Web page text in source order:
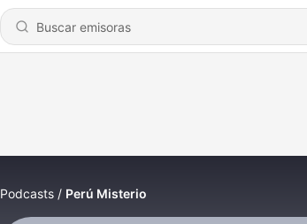
Podcasts Perú Misterio